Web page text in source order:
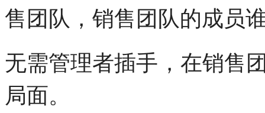
售团队，销售团队的成员
无需管理者插手，在销售
局面。